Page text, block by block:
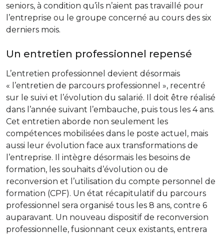
seniors, à condition qu’ils n’aient pas travaillé pour
l’entreprise ou le groupe concerné au cours des six
derniers mois.
Un entretien professionnel repensé
L’entretien professionnel devient désormais
« l’entretien de parcours professionnel », recentré
sur le suivi et l’évolution du salarié. Il doit être réalisé
dans l’année suivant l’embauche, puis tous les 4 ans.
Cet entretien aborde non seulement les
compétences mobilisées dans le poste actuel, mais
aussi leur évolution face aux transformations de
l’entreprise. Il intègre désormais les besoins de
formation, les souhaits d’évolution ou de
reconversion et l’utilisation du compte personnel de
formation (CPF). Un état récapitulatif du parcours
professionnel sera organisé tous les 8 ans, contre 6
auparavant. Un nouveau dispositif de reconversion
professionnelle, fusionnant ceux existants, entrera